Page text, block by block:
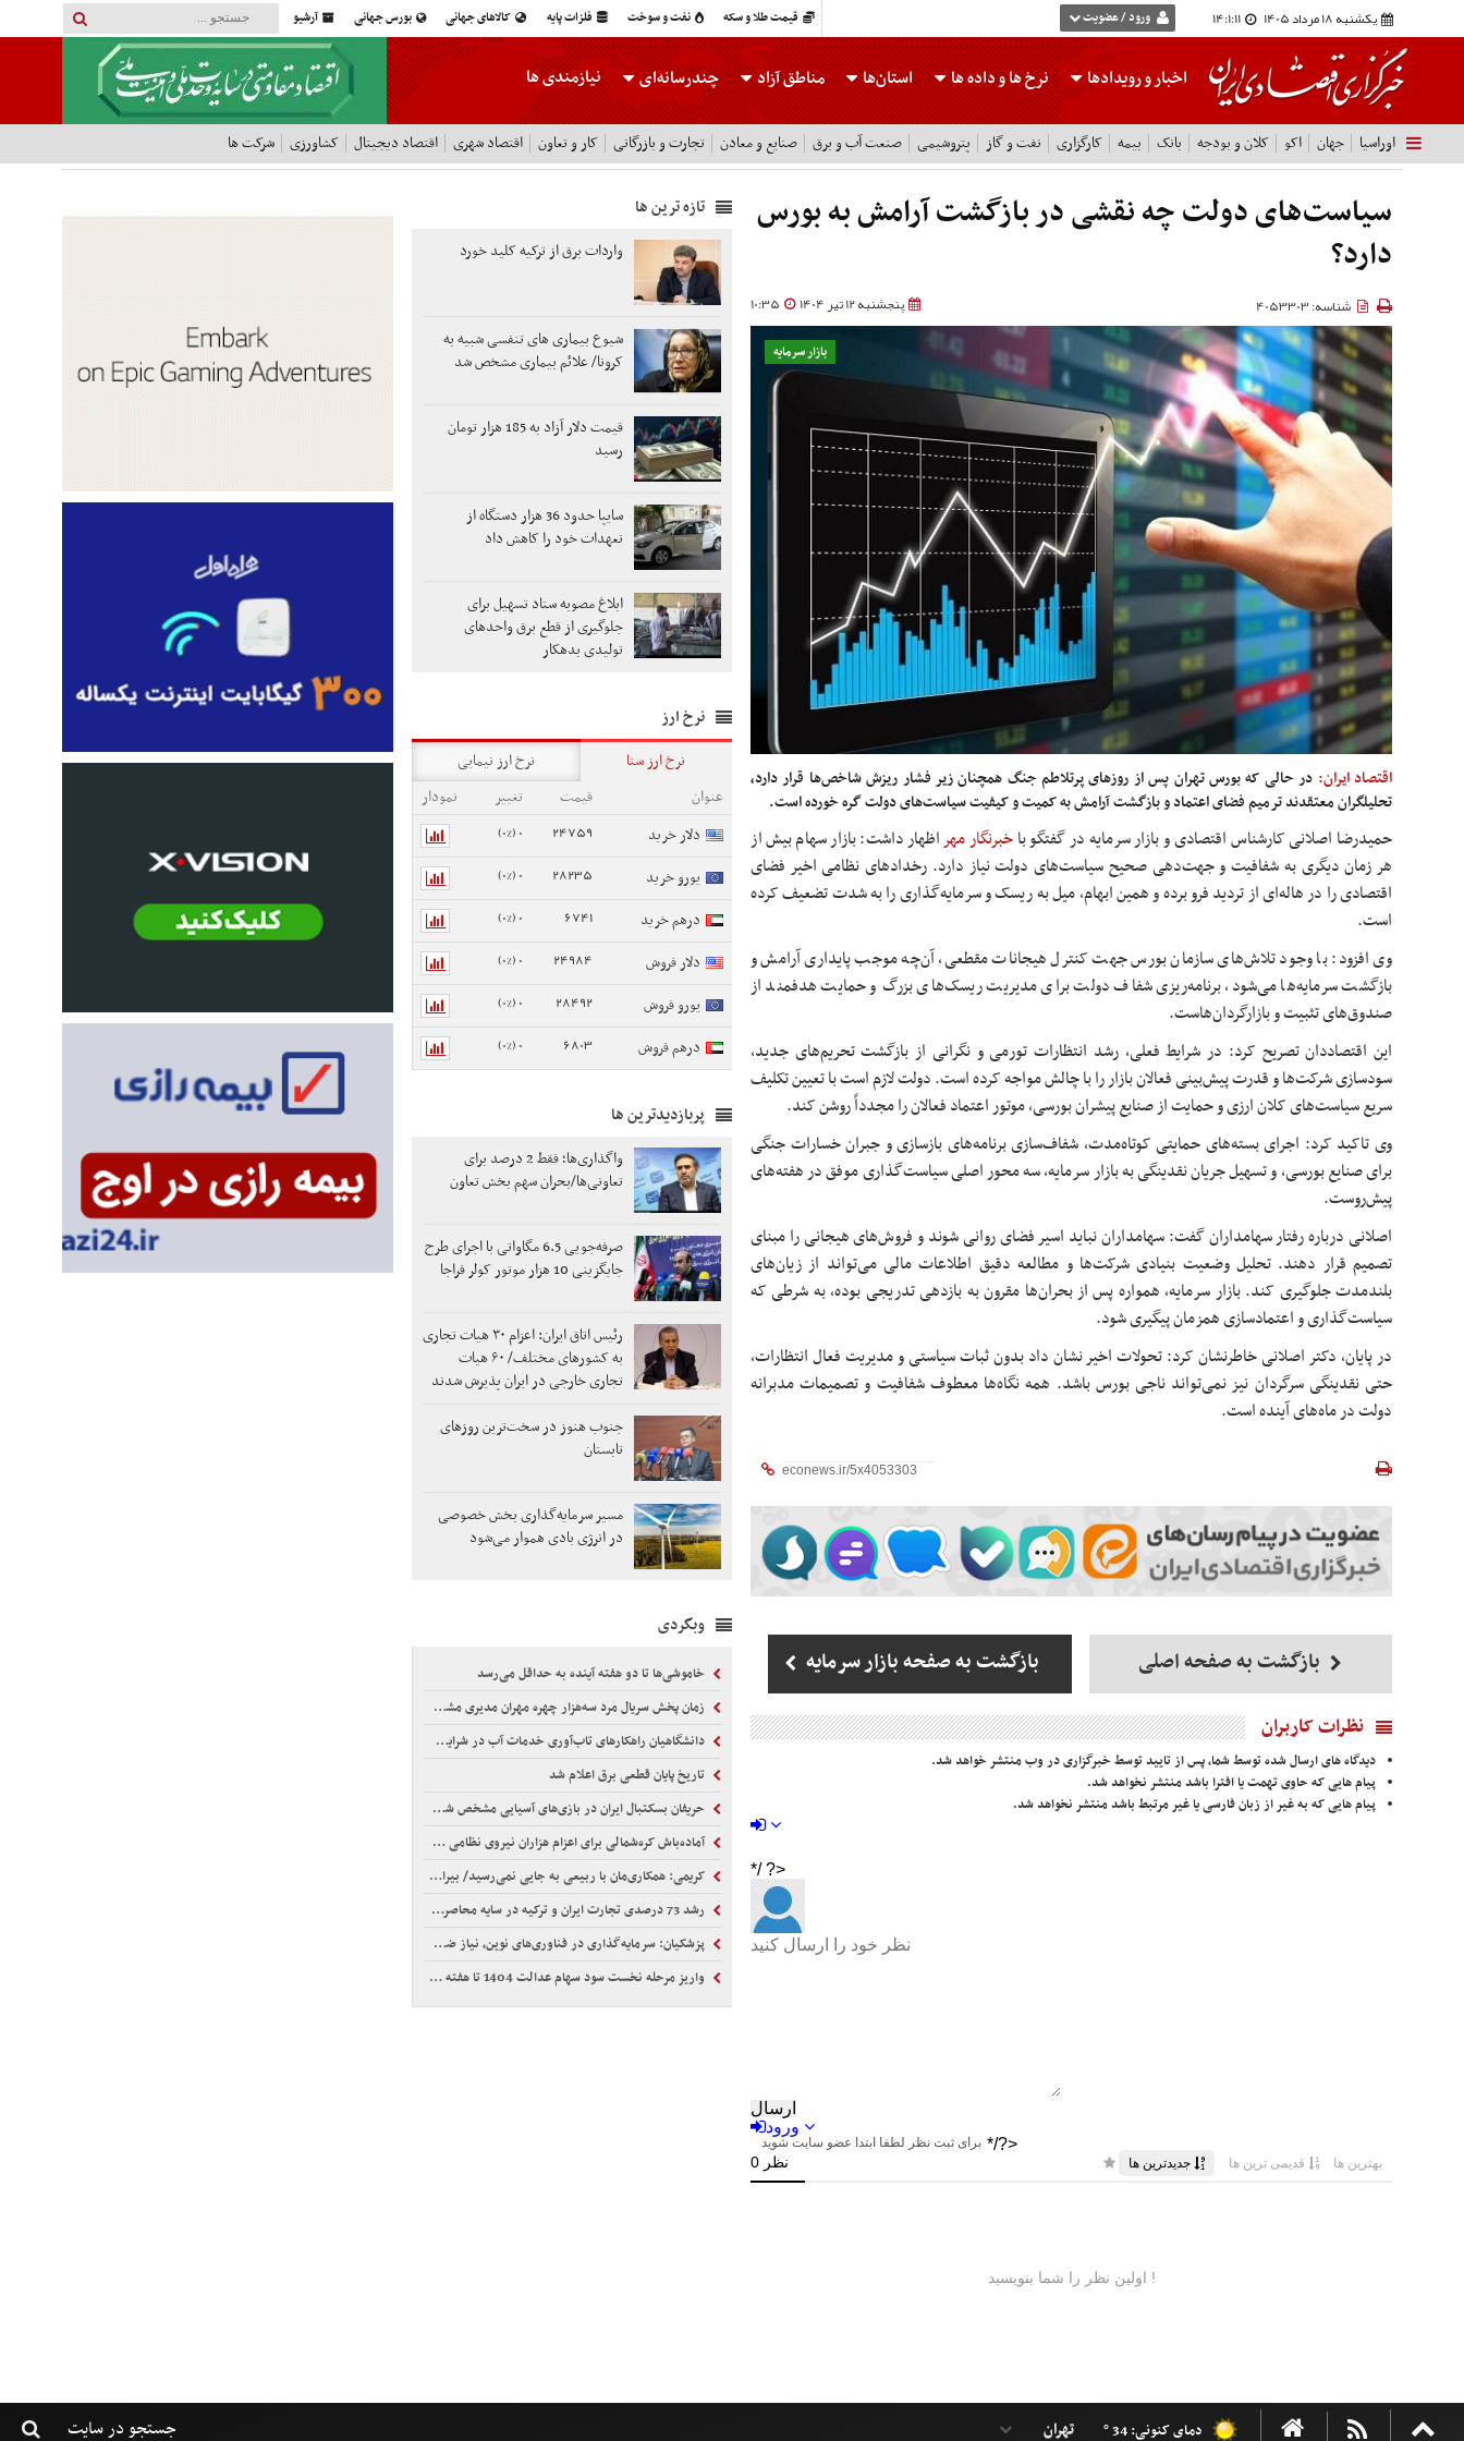
قیمت طلا و سکه نفت و سوخت فلزات پایه کالاهای جهانی بورس جهانی آرشیو یکشنبه 18 مرداد 1405 14:1:11 ورود / عضویت
اخبار و رویدادها نرخ هاو داده ها استان‌ها مناطق آزاد چندرسانه‌ای نیازمندی ها
اوراسیا جهان اکو کلان و بودجه بانک بیمه کارگزاری نفت و گاز پتروشیمی صنعت آب و برق صنایع و معادن تجارت و بازرگانی کار و تعاون اقتصاد شهری اقتصاد دیجیتال کشاورزی شرکت ها
سیاست‌های دولت چه نقشی در بازگشت آرامش به بورس
دارد؟
پنجشنبه 12 تیر 1404 10:35 شناسه: 4053303
بازار سرمایه
اقتصاد ایران: در حالی که بورس تهران پس از روزهای پرتلاطم جنگ همچنان زیر فشار ریزش شاخص‌ها قرار دارد،
تحلیلگران معتقدند ترمیم فضای اعتماد و بازگشت آرامش به کمیت و کیفیت سیاست‌های دولت گره خورده است.
حمیدرضا اصلانی کارشناس اقتصادی و بازار سرمایه در گفتگو باخبرنگار مهراظهار داشت: بازار سهام بیش از
هر زمان دیگری به شفافیت و جهت‌دهی صحیح سیاست‌های دولت نیاز دارد. رخدادهای نظامی اخیر فضای
اقتصادی را در هاله‌ای از تردید فرو برده و همین ابهام، میل به ریسک و سرمایه‌گذاری را به شدت تضعیف کرده
است.
وی افزود: با وجود تلاش‌های سازمان بورس جهت کنترل هیجانات مقطعی، آن‌چه موجب پایداری آرامش و
بازگشت سرمایه‌ها می‌شود، برنامه‌ریزی شفاف دولت برای مدیریت ریسک‌های بزرگ و حمایت هدفمند از
صندوق‌های تثبیت وبازارگردان‌هاست.
این اقتصاددان تصریح کرد: در شرایط فعلی، رشد انتظارات تورمی و نگرانی از بازگشت تحریم‌های جدید،
سودسازیشرکت‌ها و قدرت پیش‌بینی فعالان بازار را با چالش مواجه کرده است. دولت لازم است با تعیین تکلیف
سریع سیاست‌های کلان ارزی و حمایت از صنایع پیشران بورسی، موتور اعتماد فعالان را مجدداً روشن کند.
وی تاکید کرد: اجرای بسته‌های حمایتی کوتاه‌مدت، شفاف‌سازی برنامه‌های بازسازی و جبران خسارات جنگی
برای صنایع بورسی، و تسهیل جریان نقدینگی به بازار سرمایه، سه محور اصلی سیاست‌گذاری موفق در هفته‌های
پیش‌روست.
اصلانی درباره رفتار سهامداران گفت: سهامداران نباید اسیر فضای روانی شوند و فروش‌های هیجانی را مبنای
تصمیم قرار دهند. تحلیل وضعیت بنیادی شرکت‌ها و مطالعه دقیق اطلاعات مالی می‌تواند از زیان‌های
بلندمدت جلوگیری کند. بازار سرمایه، همواره پس از بحران‌ها مقرون به بازدهی تدریجی بوده، به شرطی که
سیاست‌گذاری و اعتمادسازی همزمان پیگیری شود.
در پایان، دکتر اصلانی خاطرنشان کرد: تحولات اخیر نشان داد بدون ثبات سیاستی و مدیریت فعال انتظارات،
حتی نقدینگی سرگردان نیز نمی‌تواند ناجی بورس باشد. همه نگاه‌ها معطوف شفافیت و تصمیمات مدبرانه
دولت در ماه‌های آینده است.
بازگشت به صفحه اصلی بازگشت به صفحه بازار سرمایه
نظرات کاربران
دیدگاه های ارسال شده توسط شما، پس از تایید توسط خبرگزاری در وب منتشر خواهد شد.
پیام هایی که حاوی تهمت یا افترا باشد منتشر نخواهد شد.
پیام هایی که به غیر از زبان فارسی یا غیر مرتبط باشد منتشر نخواهد شد.
تازه ترین ها
واردات برق از ترکیه کلید خورد
شیوع بیماری‌ های تنفسی شبیه به
کرونا/ علائم بیماری مشخص شد
قیمت دلار آزاد به 185 هزار تومان
رسید
سایپا حدود 36 هزار دستگاه از
تعهدات خود را کاهش داد
ابلاغ مصوبه ستاد تسهیل برای
جلوگیری از قطع برق واحدهای
تولیدی بدهکار
نرخ ارز
نرخ ارز سنا
نرخ ارز نیمایی
عنوان
قیمت تغییر
نمودار
دلار خرید
24759
0 (0%)
یورو خرید 28235
0 (0%)
درهم خرید 6741
0 (0%)
دلار فروش 24984
0 (0%)
یورو فروش 28492
0 (0%)
درهم فروش 6803
0 (0%)
پربازدیدترین ها
واگذاری‌ها؛ فقط 2 درصد برای
تعاونی‌ها/بحران سهم بخش تعاون
صرفه‌جویی 6.5 مگاواتی با اجرای طرح
جایگزینی 10 هزار موتور کولر فراجا
رئیس اتاق ایران: اعزام ۳۰ هیات تجاری
به کشورهای مختلف/ ۶۰ هیات
تجاری خارجی در ایران پذیرش شدند
جنوب هنوز در سخت‌ترین روزهای
تابستان
مسیر سرمایه‌گذاری بخش خصوصی
در انرژی بادی هموار می‌‌شود
وبگردی
خاموشی‌ها تا دو هفته آینده به حداقل می‌رسد
زمان پخش سریال مرد سه‌هزار چهره مهران مدیری مشخص شد / بازیگران چه کسانی هستند؟
دانشگاهیان راهکارهای تاب‌آوری خدمات آب در شرایط جنگی را بررسی می‌کنند
تاریخ پایان قطعی برق اعلام شد
حریفان بسکتبال ایران در بازی‌های آسیایی مشخص شدند
آماده‌باش کره‌شمالی برای اعزام هزاران نیروی نظامی به روسیه
کریمی: همکاری‌مان با ربیعی به جایی نمی‌رسید/ بیرانوند سرباز نیست
رشد 73 درصدی تجارت ایران و ترکیه در سایه محاصره دریایی
پزشکیان: سرمایه‌گذاری در فناوری‌های نوین، نیاز ضروری کشور است
واریز مرحله نخست سود سهام عدالت 1404 تا هفته دولت
دمای کنونی: 34 °